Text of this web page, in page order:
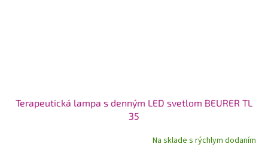
Terapeutická lampa s denným LED svetlom BEURER TL
35
Na sklade s rýchlym dodaním